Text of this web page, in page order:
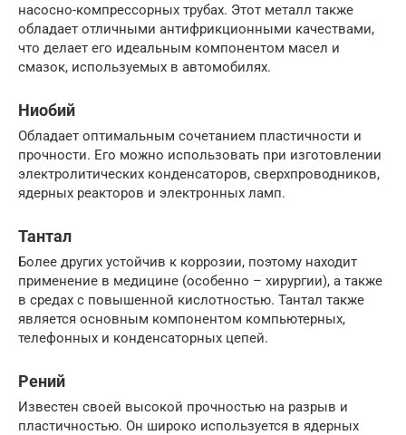
насосно-компрессорных трубах. Этот металл также
обладает отличными антифрикционными качествами,
что делает его идеальным компонентом масел и
смазок, используемых в автомобилях.
Ниобий
Обладает оптимальным сочетанием пластичности и
прочности. Его можно использовать при изготовлении
электролитических конденсаторов, сверхпроводников,
ядерных реакторов и электронных ламп.
Тантал
Более других устойчив к коррозии, поэтому находит
применение в медицине (особенно – хирургии), а также
в средах с повышенной кислотностью. Тантал также
является основным компонентом компьютерных,
телефонных и конденсаторных цепей.
Рений
Известен своей высокой прочностью на разрыв и
пластичностью. Он широко используется в ядерных